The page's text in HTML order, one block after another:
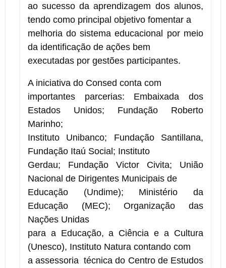
ao sucesso da aprendizagem dos alunos,
tendo como principal objetivo fomentar a
melhoria do sistema educacional por meio
da identificação de ações bem
executadas por gestões participantes.
A iniciativa do Consed conta com
importantes parcerias: Embaixada dos
Estados Unidos; Fundação Roberto
Marinho;
Instituto Unibanco; Fundação Santillana,
Fundação Itaú Social; Instituto
Gerdau; Fundação Victor Civita; União
Nacional de Dirigentes Municipais de
Educação (Undime); Ministério da
Educação (MEC); Organização das
Nações Unidas
para a Educação, a Ciência e a Cultura
(Unesco), Instituto Natura contando com
a assessoria técnica do Centro de Estudos